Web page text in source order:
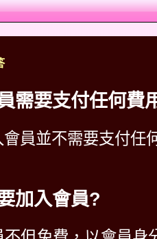
需要支付任何費
會員並不需要支付任
加入會員?